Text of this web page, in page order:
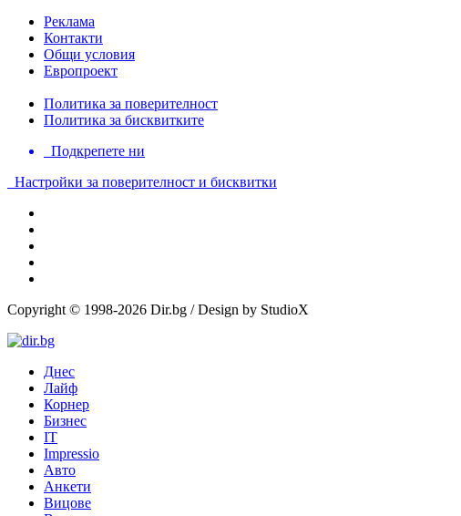
Реклама
Контакти
Общи условия
Европроект
Политика за поверителност
Политика за бисквитките
Подкрепете ни
Настройки за поверителност и бисквитки
Copyright © 1998-2026 Dir.bg / Design by StudioX
Днес
Лайф
Корнер
Бизнес
IT
Impressio
Авто
Анкети
Вицове